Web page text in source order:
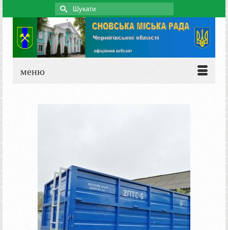
Search
for:
меню